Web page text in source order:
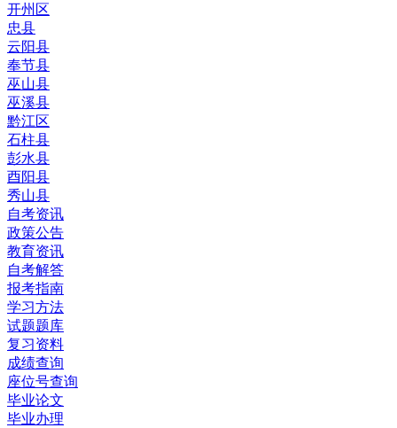
开州区
忠县
云阳县
奉节县
巫山县
巫溪县
黔江区
石柱县
彭水县
酉阳县
秀山县
自考资讯
政策公告
教育资讯
自考解答
报考指南
学习方法
试题题库
复习资料
成绩查询
座位号查询
毕业论文
毕业办理